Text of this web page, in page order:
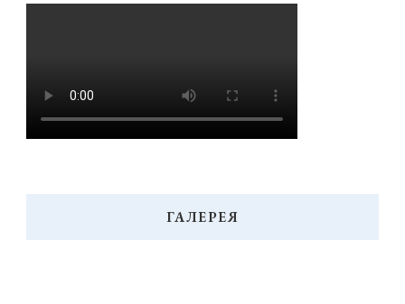
ГАЛЕРЕЯ